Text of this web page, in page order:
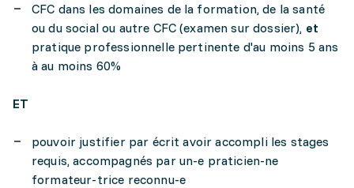
CFC dans les domaines de la formation, de la santé
ou du social ou autre CFC (examen sur dossier), et
pratique professionnelle pertinente d'au moins 5 ans
à au moins 60%
ET
pouvoir justifier par écrit avoir accompli les stages
requis, accompagnés par un-e praticien-ne
formateur-trice reconnu-e